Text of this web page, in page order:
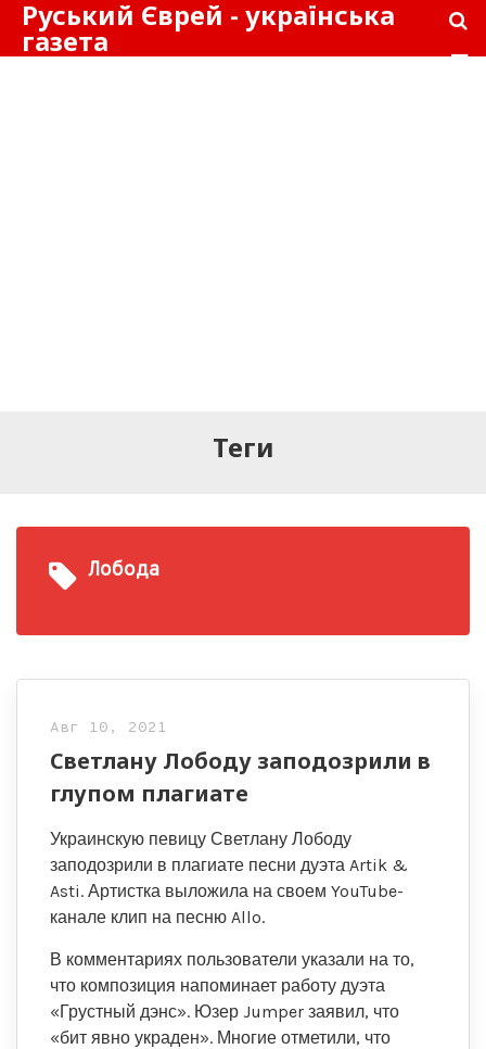
Руський Єврей - українська
газета
Теги
Лобода
Авг 10, 2021
Светлану Лободу заподозрили в
глупом плагиате
Украинскую певицу Светлану Лободу
заподозрили в плагиате песни дуэта Artik &
Asti. Артистка выложила на своем YouTube-
канале клип на песню Allo.
В комментариях пользователи указали на то,
что композиция напоминает работу дуэта
«Грустный дэнс». Юзер Jumper заявил, что
«бит явно украден». Многие отметили, что